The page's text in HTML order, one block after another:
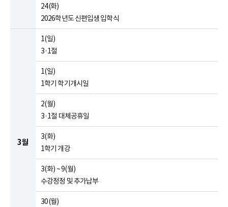
24(화)
2026학년도 신편입생 입학식
3월
1(일)
3·1절
1(일)
1학기 학기개시일
2(월)
3·1절 대체공휴일
3(화)
1학기 개강
3(화) ~ 9(월)
수강정정 및 추가납부
30(월)